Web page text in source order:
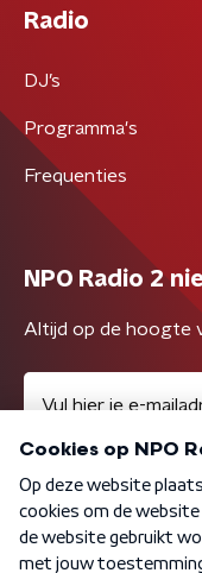
Radio
DJ’s
Programma's
Frequenties
NPO Radio 2
Altijd op de hoogte
Algemene